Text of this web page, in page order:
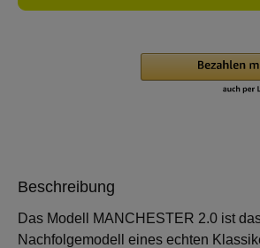
Beschreibung
Das Modell MANCHESTER 2.0 ist
Nachfolgemodell eines echten